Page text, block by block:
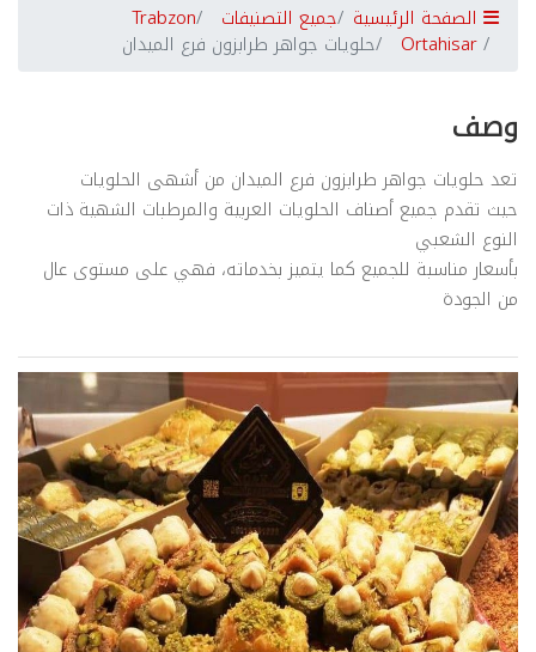
الصفحة الرئيسية جميع التصنيفات Trabzon
Ortahisar حلويات جواهر طرابزون فرع الميدان
وصف
تعد حلويات جواهر طرابزون فرع الميدان من أشهى الحلويات
حيث تقدم جميع أصناف الحلويات العربية والمرطبات الشهية ذات
النوع الشعبي
بأسعار مناسبة للجميع كما يتميز بخدماته، فهي على مستوى عال
من الجودة